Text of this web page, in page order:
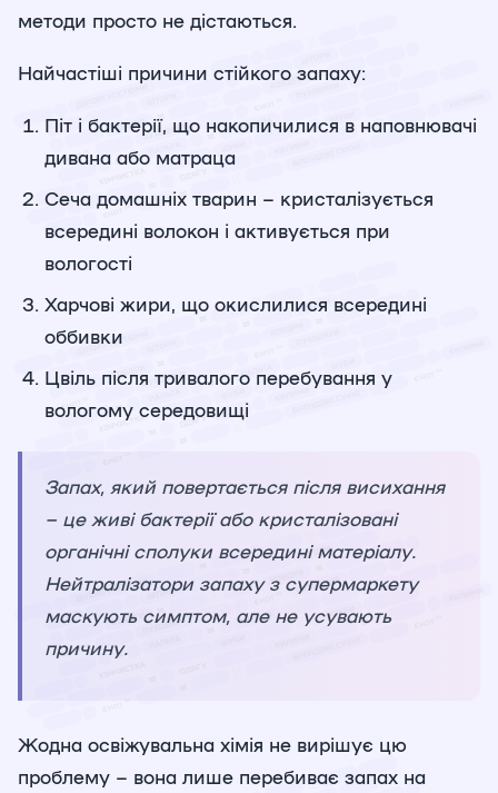
методи просто не дістаються.
Найчастіші причини стійкого запаху:
Піт і бактерії, що накопичилися в наповнювачі
дивана або матраца
Сеча домашніх тварин – кристалізується
всередині волокон і активується при
вологості
Харчові жири, що окислилися всередині
оббивки
Цвіль після тривалого перебування у
вологому середовищі
Запах, який повертається після висихання
– це живі бактерії або кристалізовані
органічні сполуки всередині матеріалу.
Нейтралізатори запаху з супермаркету
маскують симптом, але не усувають
причину.
Жодна освіжувальна хімія не вирішує цю
проблему – вона лише перебиває запах на